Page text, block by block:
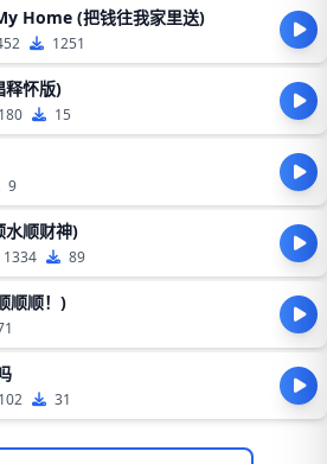
Home (把钱往我家里送)
1251
释怀版)
180 15
9
水顺财神)
1334 89
顺顺！)
102 31